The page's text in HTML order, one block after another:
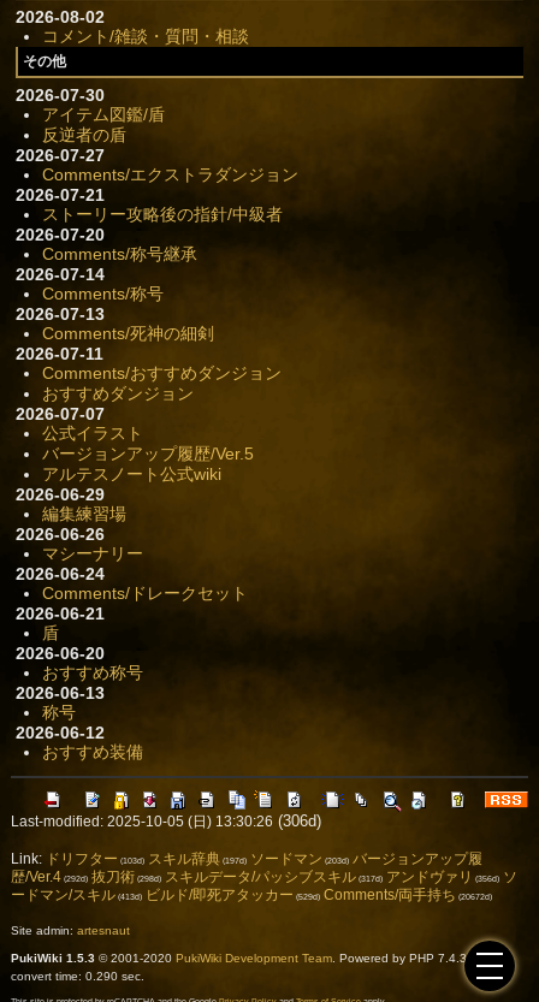
2026-08-02
コメント/雑談・質問・相談
その他
2026-07-30
アイテム図鑑/盾
反逆者の盾
2026-07-27
Comments/エクストラダンジョン
2026-07-21
ストーリー攻略後の指針/中級者
2026-07-20
Comments/称号継承
2026-07-14
Comments/称号
2026-07-13
Comments/死神の細剣
2026-07-11
Comments/おすすめダンジョン
おすすめダンジョン
2026-07-07
公式イラスト
バージョンアップ履歴/Ver.5
アルテスノート公式wiki
2026-06-29
編集練習場
2026-06-26
マシーナリー
2026-06-24
Comments/ドレークセット
2026-06-21
盾
2026-06-20
おすすめ称号
2026-06-13
称号
2026-06-12
おすすめ装備
Last-modified: 2025-10-05 (日) 13:30:26 (306d)
Link: ドリフター (103d) スキル辞典(197d) ソードマン (203d) バージョンアップ履
歴/Ver.4(292d) 抜刀術(298d) スキルデータ/パッシブスキル(317d) アンドヴァリ (356d) ソ
ードマン/スキル(413d) ビルド/即死アタッカー (529d) Comments/両手持ち (20672d)
Site admin: artesnaut
PukiWiki 1.5.3© 2001-2020 PukiWiki Development Team. Powered by PHP 7.4.33. HTML
convert time: 0.290 sec.